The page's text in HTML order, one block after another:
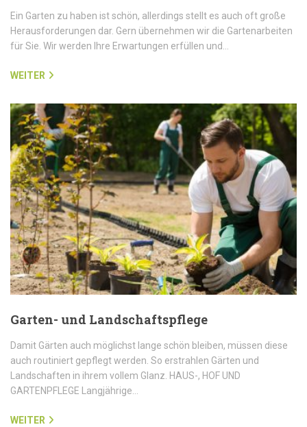
Ein Garten zu haben ist schön, allerdings stellt es auch oft große
Herausforderungen dar. Gern übernehmen wir die Gartenarbeiten
für Sie. Wir werden Ihre Erwartungen erfüllen und…
WEITER
Garten- und Landschaftspflege
Damit Gärten auch möglichst lange schön bleiben, müssen diese
auch routiniert gepflegt werden. So erstrahlen Gärten und
Landschaften in ihrem vollem Glanz. HAUS-, HOF UND
GARTENPFLEGE Langjährige…
WEITER